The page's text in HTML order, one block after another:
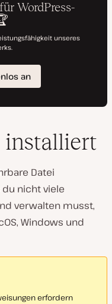
installiert
Datei
nicht viele
verwalten musst,
Windows und
erfordern